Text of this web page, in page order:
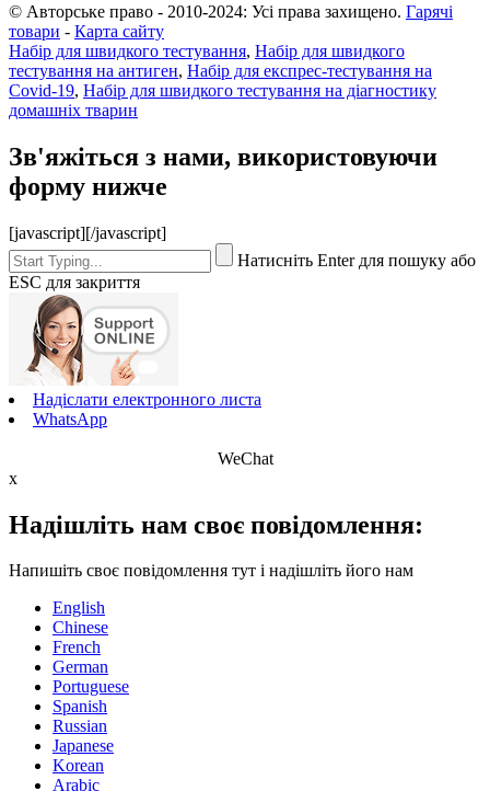
© Авторське право - 2010-2024: Усі права захищено. Гарячі
товари - Карта сайту
Набір для швидкого тестування, Набір для швидкого
тестування на антиген, Набір для експрес-тестування на
Covid-19, Набір для швидкого тестування на діагностику
домашніх тварин
Зв'яжіться з нами, використовуючи
форму нижче
[javascript][/javascript]
Натисніть Enter для пошуку або
ESC для закриття
Надіслати електронного листа
WhatsApp
WeChat
x
Надішліть нам своє повідомлення:
Напишіть своє повідомлення тут і надішліть його нам
English
Chinese
French
German
Portuguese
Spanish
Russian
Japanese
Korean
Arabic